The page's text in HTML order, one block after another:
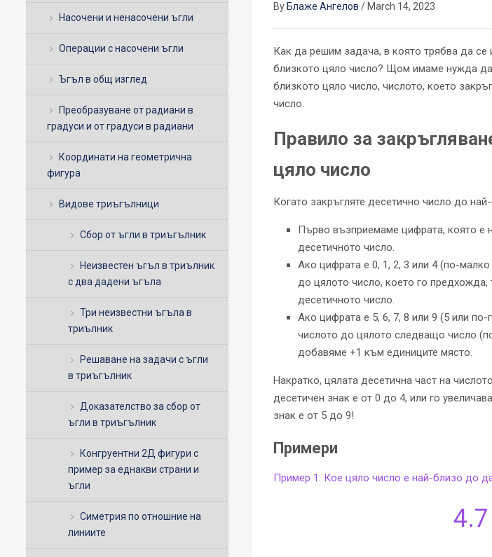
Насочени и ненасочени ъгли
Операции с насочени ъгли
Ъгъл в общ изглед
Преобразуване от радиани в
градуси и от градуси в радиани
Координати на геометрична
фигура
Видове триъгълници
Сбор от ъгли в триъгълник
Неизвестен ъгъл в триълник
с два дадени ъгъла
Три неизвестни ъгъла в
триълник
Решаване на задачи с ъгли
в триъгълник
Доказателство за сбор от
ъгли в триъгълник
Конгруентни 2Д фигури с
пример за еднакви страни и
ъгли
Симетрия по отношние на
линиите
By Блаже Ангелов / March 14, 2023
Как да решим задача, в която трябва да
близкото цяло число? Щом имаме нужда
близкото цяло число, числото, което
число.
Правило за
цяло число
Когато закръгляте десетично число до
Първо възприемаме цифрата, която е
десетичното число.
Ако цифрата е 0, 1, 2, 3 или 4 (по-
до цялото число, което го предхожда,
десетичното число.
Ако цифрата е 5, 6, 7, 8 или 9 (5 или по-
числото до цялото следващо число
добавяме +1 към единиците място.
Накратко, цялата десетична част на
десетичен знак е от 0 до 4, или го
знак е от 5 до 9!
Примери
Пример 1: Кое цяло число е най-близо до
4.7